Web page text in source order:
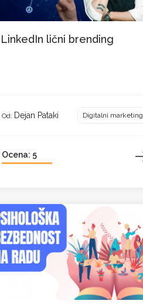
LinkedIn lični brending
Od: Dejan Pataki Digitalni marketing
Ocena: 5